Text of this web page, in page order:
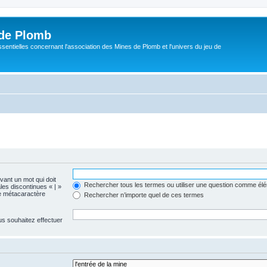
Plomb
concernant l'association des Mines de Plomb et l'univers du jeu de
un mot qui doit
discontinues « | »
métacaractère
Rechercher tous les termes ou utiliser une question comme
Rechercher n’importe quel de ces termes
souhaitez effectuer